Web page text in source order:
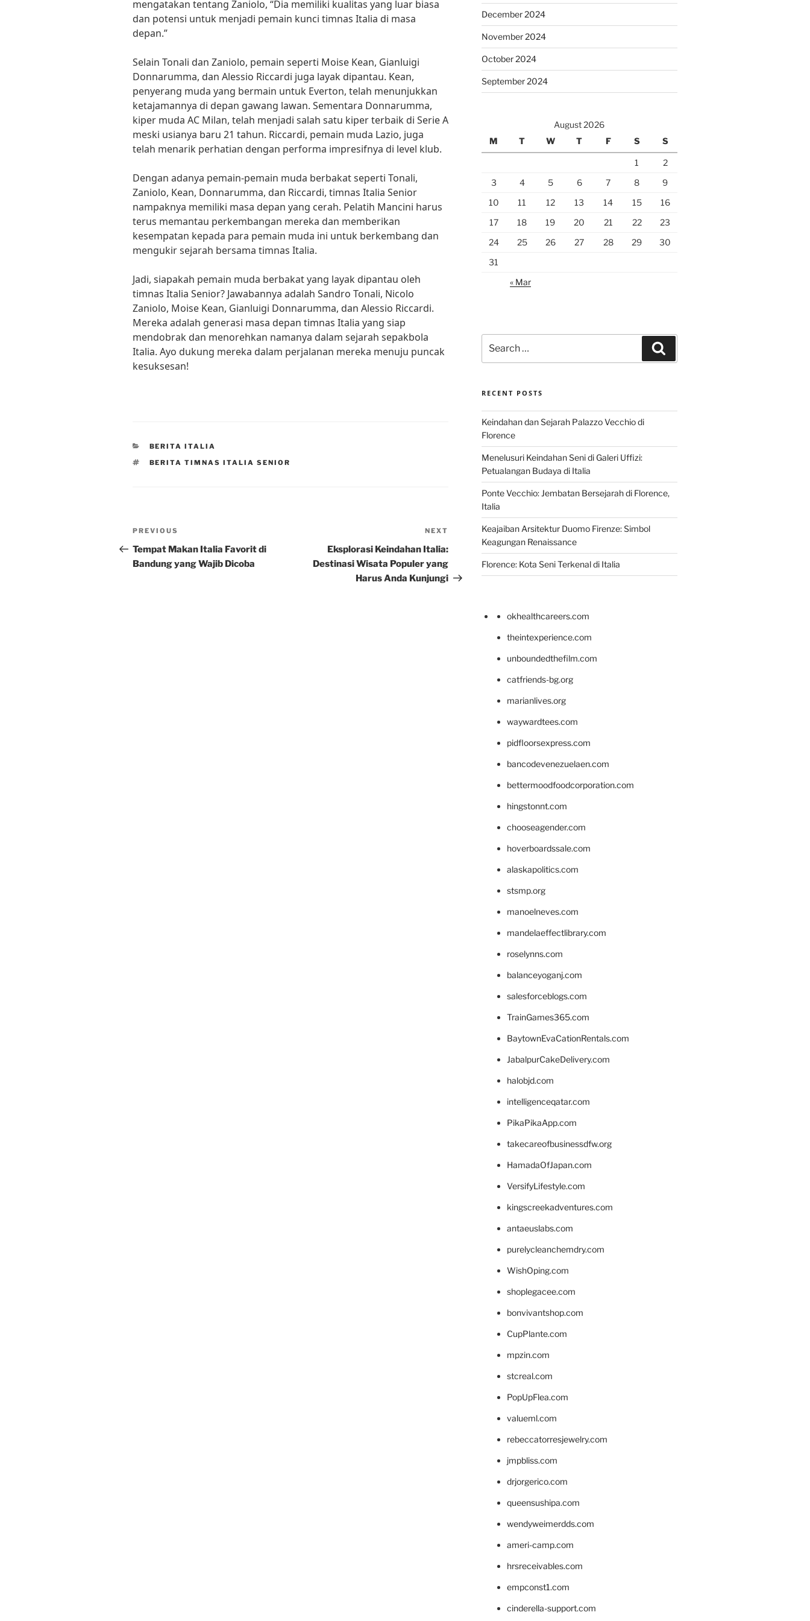
mengatakan tentang Zaniolo, “Dia memiliki kualitas yang luar biasa
dan potensi untuk menjadi pemain kunci timnas Italia di masa
depan.”
Selain Tonali dan Zaniolo, pemain seperti Moise Kean, Gianluigi
Donnarumma, dan Alessio Riccardi juga layak dipantau. Kean,
penyerang muda yang bermain untuk Everton, telah menunjukkan
ketajamannya di depan gawang lawan. Sementara Donnarumma,
kiper muda AC Milan, telah menjadi salah satu kiper terbaik di Serie A
meski usianya baru 21 tahun. Riccardi, pemain muda Lazio, juga
telah menarik perhatian dengan performa impresifnya di level klub.
Dengan adanya pemain-pemain muda berbakat seperti Tonali,
Zaniolo, Kean, Donnarumma, dan Riccardi, timnas Italia Senior
nampaknya memiliki masa depan yang cerah. Pelatih Mancini harus
terus memantau perkembangan mereka dan memberikan
kesempatan kepada para pemain muda ini untuk berkembang dan
mengukir sejarah bersama timnas Italia.
Jadi, siapakah pemain muda berbakat yang layak dipantau oleh
timnas Italia Senior? Jawabannya adalah Sandro Tonali, Nicolo
Zaniolo, Moise Kean, Gianluigi Donnarumma, dan Alessio Riccardi.
Mereka adalah generasi masa depan timnas Italia yang siap
mendobrak dan menorehkan namanya dalam sejarah sepakbola
Italia. Ayo dukung mereka dalam perjalanan mereka menuju puncak
kesuksesan!
CATEGORIES
BERITA ITALIA
TAGS
BERITA TIMNAS ITALIA SENIOR
Post
navigation
Previous
Post
PREVIOUS
Tempat Makan Italia Favorit di
Bandung yang Wajib Dicoba
Post
NEXT
Eksplorasi Keindahan Italia:
Destinasi Wisata Populer yang
Harus Anda Kunjungi
December 2024
November 2024
October 2024
September 2024
August 2026
M
T W T F S S
1
2
3
4 5 6 7 8
9
10
11 12 13 14 15
16
17
18 19 20 21 22
23
24
25 26 27 28 29
30
31
« Mar
for:
RECENT POSTS
Keindahan dan Sejarah Palazzo Vecchio di
Florence
Menelusuri Keindahan Seni di Galeri Uffizi:
Petualangan Budaya di Italia
Ponte Vecchio: Jembatan Bersejarah di Florence,
Italia
Keajaiban Arsitektur Duomo Firenze: Simbol
Keagungan Renaissance
Florence: Kota Seni Terkenal di Italia
okhealthcareers.com
theintexperience.com
unboundedthefilm.com
catfriends-bg.org
marianlives.org
waywardtees.com
pidfloorsexpress.com
bancodevenezuelaen.com
bettermoodfoodcorporation.com
hingstonnt.com
chooseagender.com
hoverboardssale.com
alaskapolitics.com
stsmp.org
manoelneves.com
mandelaeffectlibrary.com
roselynns.com
balanceyoganj.com
salesforceblogs.com
TrainGames365.com
BaytownEvaCationRentals.com
JabalpurCakeDelivery.com
halobjd.com
intelligenceqatar.com
PikaPikaApp.com
takecareofbusinessdfw.org
HamadaOfJapan.com
VersifyLifestyle.com
kingscreekadventures.com
antaeuslabs.com
purelycleanchemdry.com
WishOping.com
shoplegacee.com
bonvivantshop.com
CupPlante.com
mpzin.com
stcreal.com
PopUpFlea.com
valueml.com
rebeccatorresjewelry.com
jmpbliss.com
drjorgerico.com
queensushipa.com
wendyweimerdds.com
ameri-camp.com
hrsreceivables.com
empconst1.com
cinderella-support.com